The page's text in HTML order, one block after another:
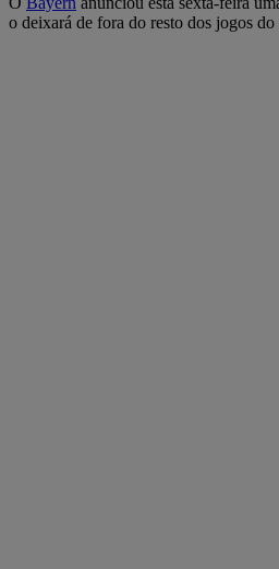
o deixará de fora do resto dos jogos